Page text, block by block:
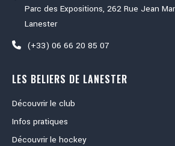
Parc des Expositions, 262 Rue Jean
Lanester
(+33) 06 66 20 85 07
LES BELIERS DE LANESTER
Découvrir le club
Infos pratiques
Découvrir le hockey